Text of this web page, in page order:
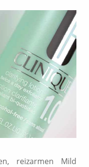
reizarmen Mild